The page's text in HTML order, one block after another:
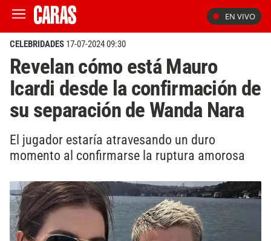
EN VIVO
CELEBRIDADES 17-07-2024 09:30
Revelan cómo está Mauro
Icardi desde la confirmación de
su separación de Wanda Nara
El jugador estaría atravesando un duro
momento al confirmarse la ruptura amorosa